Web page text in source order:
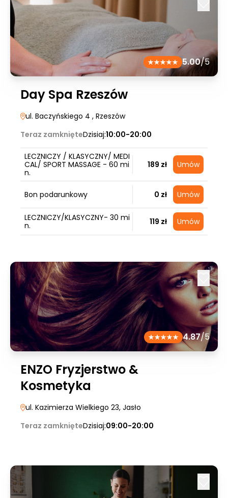
5.00/5
Day Spa Rzeszów
ul. Baczyńskiego 4 , Rzeszów
Teraz zamknięteDzisiaj:10:00-20:00
LECZNICZY / KLASYCZNY/ MEDI
CAL/ SPORT MASSAGE - 60 mi
n.
189 zł Umów
Bon podarunkowy 0 zł Umów
LECZNICZY/KLASYCZNY- 30 mi
n.
119 zł Umów
4.87/5
ENZO Fryzjerstwo &
Kosmetyka
ul. Kazimierza Wielkiego 23, Jasło
Teraz zamknięteDzisiaj:09:00-20:00